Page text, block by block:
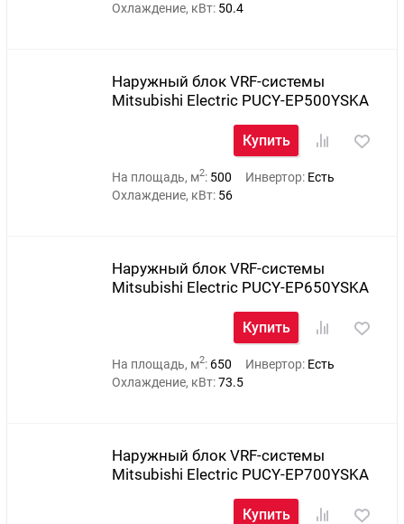
Охлаждение, кВт: 50.4
Наружный блок VRF-системы
Mitsubishi Electric PUCY-EP500YSKA
Купить
На площадь, м2: 500 Инвертор: Есть
Охлаждение, кВт: 56
Наружный блок VRF-системы
Mitsubishi Electric PUCY-EP650YSKA
Купить
На площадь, м2: 650 Инвертор: Есть
Охлаждение, кВт:73.5
Наружный блок VRF-системы
Mitsubishi Electric PUCY-EP700YSKA
Купить